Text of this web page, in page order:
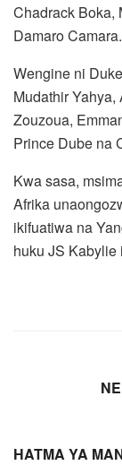
Chadrack Boka,
Damaro Camara.
Wengine ni
Mudathir
Zouzoua,
Prince Dube na
‎Kwa sasa,
Afrika
ikifuatiwa na
huku JS Kabylie
HATMA YA